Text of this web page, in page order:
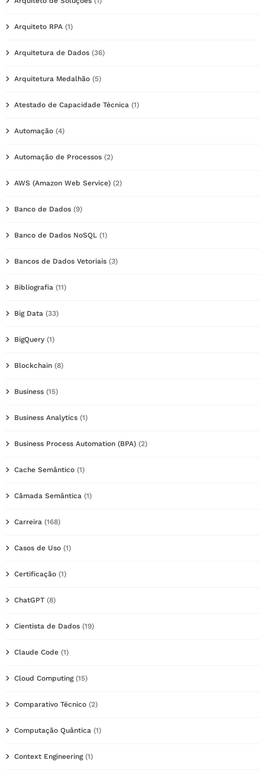
Arquiteto RPA (1)
Arquitetura de Dados (36)
Arquitetura Medalhão (5)
Atestado de Capacidade Técnica (1)
Automação (4)
Automação de Processos (2)
AWS (Amazon Web Service) (2)
Banco de Dados (9)
Banco de Dados NoSQL (1)
Bancos de Dados Vetoriais (3)
Bibliografia (11)
Big Data (33)
BigQuery (1)
Blockchain (8)
Business (15)
Business Analytics (1)
Business Process Automation (BPA) (2)
Cache Semântico (1)
Câmada Semântica (1)
Carreira (168)
Casos de Uso (1)
Certificação (1)
ChatGPT (8)
Cientista de Dados (19)
Claude Code (1)
Cloud Computing(15)
Comparativo Técnico (2)
Computação Quântica (1)
Context Engineering(1)